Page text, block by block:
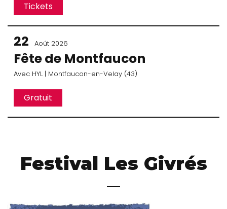
Tickets
22 Août 2026
Fête de Montfaucon
Avec HYL | Montfaucon-en-Velay (43)
Gratuit
Festival Les Givrés